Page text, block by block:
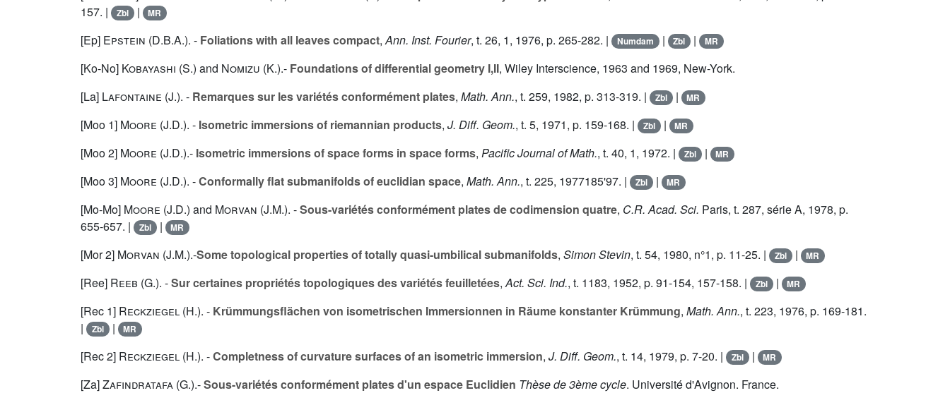
157. |
Zbl | MR
[Ep] Epstein (D.B.A.). - Foliations with all leaves compact,Ann. Inst. Fourier, t. 26, 1, 1976, p. 265-282. | Numdam | Zbl | MR
[Ko-No] Kobayashi (S.) and Nomizu (K.).- Foundations of differential geometry I,II, Wiley Interscience, 1963 and 1969, New-York.
[La] Lafontaine (J.). - Remarques sur les variétés conformément plates, Math. Ann., t. 259, 1982, p. 313-319. | Zbl | MR
[Moo 1] Moore (J.D.). - Isometric immersions of riemannian products, J. Diff. Geom., t. 5, 1971, p. 159-168. | Zbl | MR
[Moo 2] Moore (J.D.).- Isometric immersions of space forms in space forms, Pacific Journal of Math., t. 40, 1, 1972. | Zbl | MR
[Moo 3] Moore (J.D.). -Conformally flat submanifolds of euclidian space, Math. Ann., t. 225, 1977185'97. | Zbl | MR
[Mo-Mo] Moore (J.D.) and Morvan (J.M.). -Sous-variétés conformément plates de codimension quatre, C.R. Acad. Sci. Paris, t. 287, série A, 1978, p.
655-657. |
Zbl | MR
[Mor 2] Morvan (J.M.).-Some topological properties of totally quasi-umbilical submanifolds, Simon Stevin, t. 54, 1980, n°1, p. 11-25. | Zbl | MR
[Ree] Reeb (G.). -Sur certaines propriétés topologiques des variétés feuilletées,Act. Sci. Ind., t. 1183, 1952, p. 91-154, 157-158. | Zbl | MR
[Rec 1] Reckziegel (H.). - Krümmungsflächen von isometrischen Immersionnen in Räume konstanter Krümmung, Math. Ann., t. 223, 1976, p. 169-181.
|
Zbl | MR
[Rec 2] Reckziegel (H.). -Completness of curvature surfaces of an isometric immersion, J. Diff. Geom., t. 14, 1979, p. 7-20. | Zbl | MR
[Za]Zafindratafa (G.).-Sous-variétés conformément plates d'un espace Euclidien Thèse de 3ème cycle. Université d'Avignon. France.